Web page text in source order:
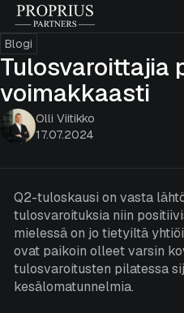
Siirry
sisältöön
Proprius
Partners
Rahastot
Meistä
Ajatuksiamme
Dokumentaatio
Yhteystiedot
Blogi
Tulosvaroittajia
voimakkaasti
Olli Viitikko
17.07.2024
Q2-tuloskausi on vasta
tulosvaroituksia niin
mielessä on jo tietyiltä
ovat paikoin olleet varsin
tulosvaroitusten pilatessa
kesälomatunnelmia.